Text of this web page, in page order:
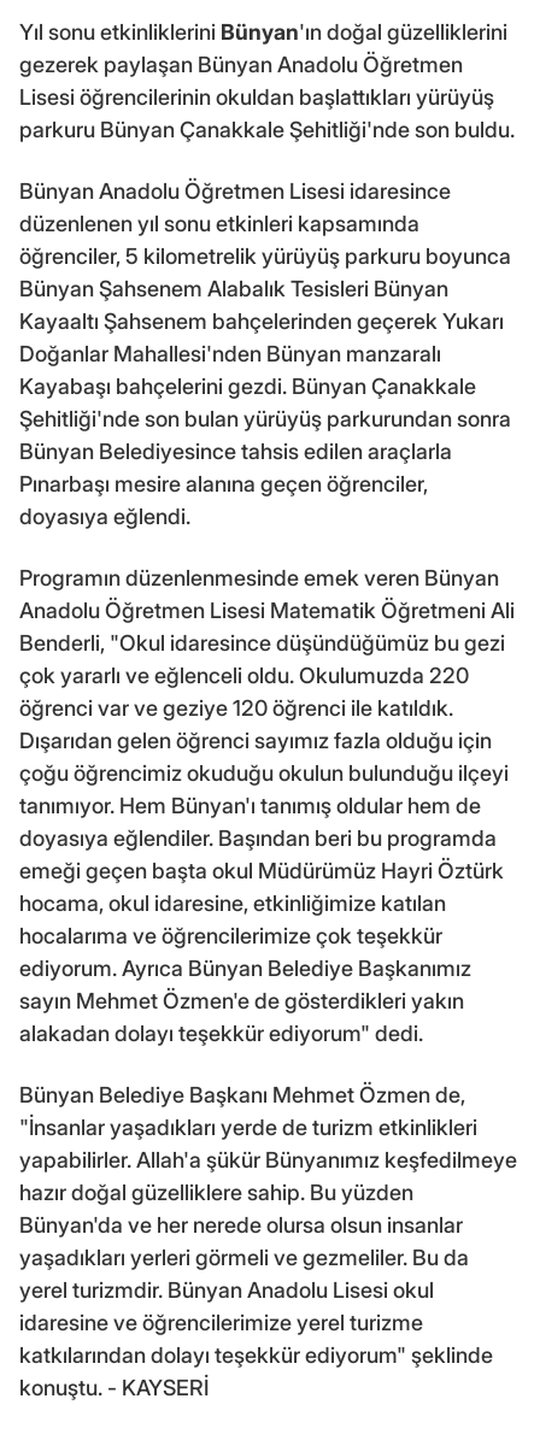
Yıl sonu etkinliklerini Bünyan'ın doğal güzelliklerini
gezerek paylaşan Bünyan Anadolu Öğretmen
Lisesi öğrencilerinin okuldan başlattıkları yürüyüş
parkuru Bünyan Çanakkale Şehitliği'nde son buldu.
Bünyan Anadolu Öğretmen Lisesi idaresince
düzenlenen yıl sonu etkinleri kapsamında
öğrenciler, 5 kilometrelik yürüyüş parkuru boyunca
Bünyan Şahsenem Alabalık Tesisleri Bünyan
Kayaaltı Şahsenem bahçelerinden geçerek Yukarı
Doğanlar Mahallesi'nden Bünyan manzaralı
Kayabaşı bahçelerini gezdi. Bünyan Çanakkale
Şehitliği'nde son bulan yürüyüş parkurundan sonra
Bünyan Belediyesince tahsis edilen araçlarla
Pınarbaşı mesire alanına geçen öğrenciler,
doyasıya eğlendi.
Programın düzenlenmesinde emek veren Bünyan
Anadolu Öğretmen Lisesi Matematik Öğretmeni Ali
Benderli, "Okul idaresince düşündüğümüz bu gezi
çok yararlı ve eğlenceli oldu. Okulumuzda 220
öğrenci var ve geziye 120 öğrenci ile katıldık.
Dışarıdan gelen öğrenci sayımız fazla olduğu için
çoğu öğrencimiz okuduğu okulun bulunduğu ilçeyi
tanımıyor. Hem Bünyan'ı tanımış oldular hem de
doyasıya eğlendiler. Başından beri bu programda
emeği geçen başta okul Müdürümüz Hayri Öztürk
hocama, okul idaresine, etkinliğimize katılan
hocalarıma ve öğrencilerimize çok teşekkür
ediyorum. Ayrıca Bünyan Belediye Başkanımız
sayın Mehmet Özmen'e de gösterdikleri yakın
alakadan dolayı teşekkür ediyorum" dedi.
Bünyan Belediye Başkanı Mehmet Özmen de,
"İnsanlar yaşadıkları yerde de turizm etkinlikleri
yapabilirler. Allah'a şükür Bünyanımız keşfedilmeye
hazır doğal güzelliklere sahip. Bu yüzden
Bünyan'da ve her nerede olursa olsun insanlar
yaşadıkları yerleri görmeli ve gezmeliler. Bu da
yerel turizmdir. Bünyan Anadolu Lisesi okul
idaresine ve öğrencilerimize yerel turizme
katkılarından dolayı teşekkür ediyorum" şeklinde
konuştu. - KAYSERİ